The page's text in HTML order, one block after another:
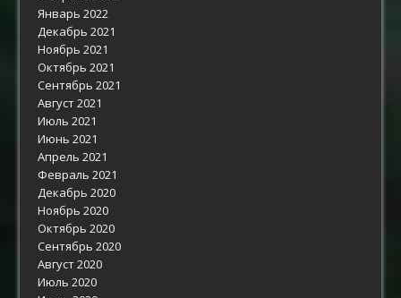
Январь 2022
Декабрь 2021
Ноябрь 2021
Октябрь 2021
Сентябрь 2021
Август 2021
Июль 2021
Июнь 2021
Апрель 2021
Февраль 2021
Декабрь 2020
Ноябрь 2020
Октябрь 2020
Сентябрь 2020
Август 2020
Июль 2020